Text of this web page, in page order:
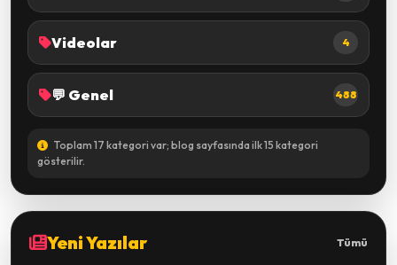
Videolar 4
💬 Genel 488
Toplam 17 kategori var; blog sayfasında ilk 15 kategori
gösterilir.
Yeni Yazılar Tümü